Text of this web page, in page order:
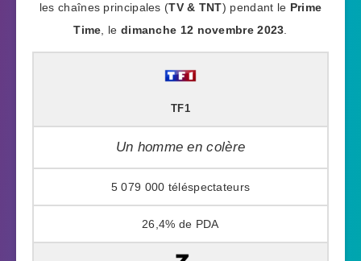
les chaînes principales (TV & TNT) pendant le Prime
Time , le dimanche 12 novembre 2023
TF1
Un homme en colère
5 079 000
26,4%